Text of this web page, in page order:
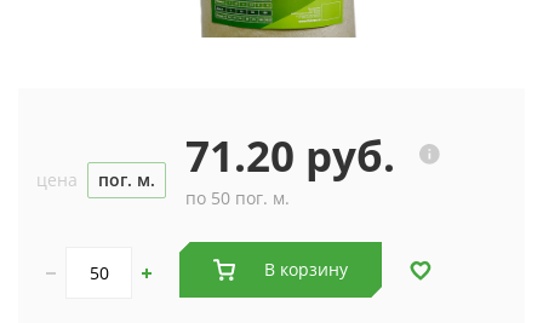
цена пог. м. 71.20 руб.
по 50 пог. м.
В корзину